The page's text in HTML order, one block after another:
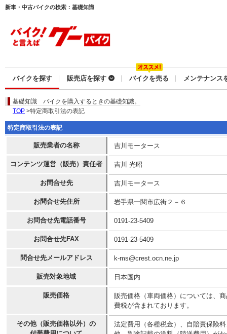
新車・中古バイクの検索：基礎知識
バイクを探す 販売店を探す バイクを売る メンテナンス
基礎知識 バイクを購入するときの基礎知識。
TOP >特定商取引法の表記
特定商取引法の表記
販売業者の名称 吉川モータース
コンテンツ運営（販売）責任者 吉川 光昭
お問合せ先 吉川モータース
お問合せ先住所 岩手県一関市広街２－６
お問合せ先電話番号 0191-23-5409
お問合せ先FAX 0191-23-5409
問合せ先メールアドレス k-ms@crest.ocn.ne.jp
販売対象地域 日本国内
販売価格
販売価格（車両価格）については、
費税が含まれております。
その他（販売価格以外）の
法定費用（各種税金）、自賠責保険